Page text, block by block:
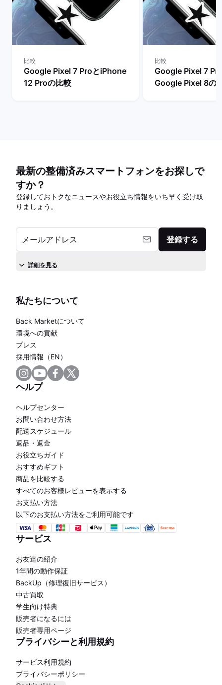
比較
Google Pixel 7 ProとiPhone
12 Proの比較
比較
Google Pixel 7
Google Pixel 8の
最新の整備済みスマートフォンをお探しで
すか？
登録しておトクなニュースやお役立ち情報をいち早く受け取
りましょう。
メールアドレス 登録する
詳細を見る
私たちについて
Back Marketについて
環境への貢献
プレス
採用情報（EN）
ヘルプ
ヘルプセンター
お問い合わせ方法
配送スケジュール
返品・返金
お役立ちガイド
おすすめギフト
商品を比較する
すべてのお客様レビューを表示する
お支払い方法
以下のお支払い方法をご利用可能です
サービス
お友達の紹介
1年間の動作保証
BackUp（修理復旧サービス）
中古買取
学生向け特典
販売者になるには
販売者専用ページ
プライバシーと利用規約
サービス利用規約
プライバシーポリシー